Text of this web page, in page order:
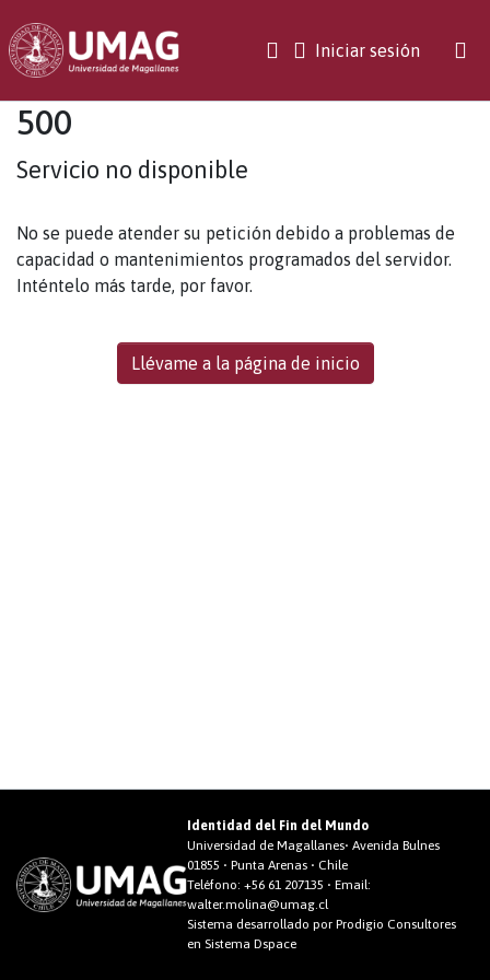
Iniciar sesión(current)
500
Servicio no disponible
No se puede atender su petición debido a problemas de
capacidad o mantenimientos programados del servidor.
Inténtelo más tarde, por favor.
Llévame a la página de inicio
Identidad del Fin del Mundo
Universidad de Magallanes• Avenida Bulnes
01855 • Punta Arenas • Chile
Teléfono:+56 61 207135 • Email:
walter.molina@umag.cl
Sistema desarrollado por Prodigio Consultores
en Sistema Dspace